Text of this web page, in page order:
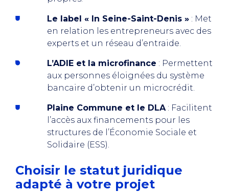
Le label « In Seine-Saint-Denis » : Met
en relation les entrepreneurs avec des
experts et un réseau d’entraide.
L’ADIE et la microfinance : Permettent
aux personnes éloignées du système
bancaire d’obtenir un microcrédit.
Plaine Commune et le DLA: Facilitent
l’accès aux financements pour les
structures de l’Économie Sociale et
Solidaire (ESS).
Choisir le statut juridique
adapté à votre projet